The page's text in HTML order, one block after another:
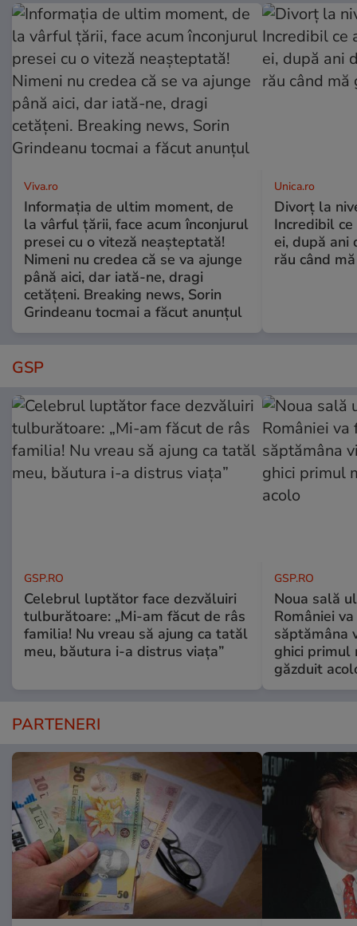
Viva.ro
Informația de ultim moment, de
la vârful țării, face acum înconjurul
presei cu o viteză neașteptată!
Nimeni nu credea că se va ajunge
până aici, dar iată-ne, dragi
cetățeni. Breaking news, Sorin
Grindeanu tocmai a făcut anunțul
Unica.ro
Divorț la
Incredibil
ei, după ani
rău când
GSP
GSP.RO
Celebrul luptător face dezvăluiri
tulburătoare: „Mi-am făcut de râs
familia! Nu vreau să ajung ca tatăl
meu, băutura i-a distrus viața”
GSP.RO
Noua sală
României
săptămâna
ghici primul
găzduit
PARTENERI